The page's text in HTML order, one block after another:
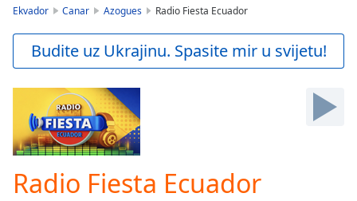
Backward
Skip
Forward
Mute
Current
Time0:00
Ekvador Canar Azogues Radio Fiesta Ecuador
Budite uz Ukrajinu. Spasite mir u svijetu!
Radio Fiesta Ecuador